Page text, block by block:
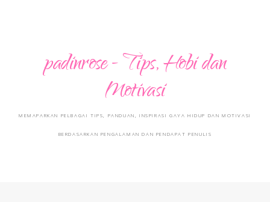
padinrose - Tips, Hobi dan
Motivasi
MEMAPARKAN PELBAGAI TIPS, PANDUAN, INSPIRASI GAYA HIDUP DAN MOTIVASI
BERDASARKAN PENGALAMAN DAN PENDAPAT PENULIS